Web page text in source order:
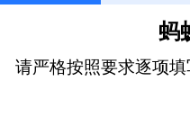
蚂
请严格按照要求逐项填